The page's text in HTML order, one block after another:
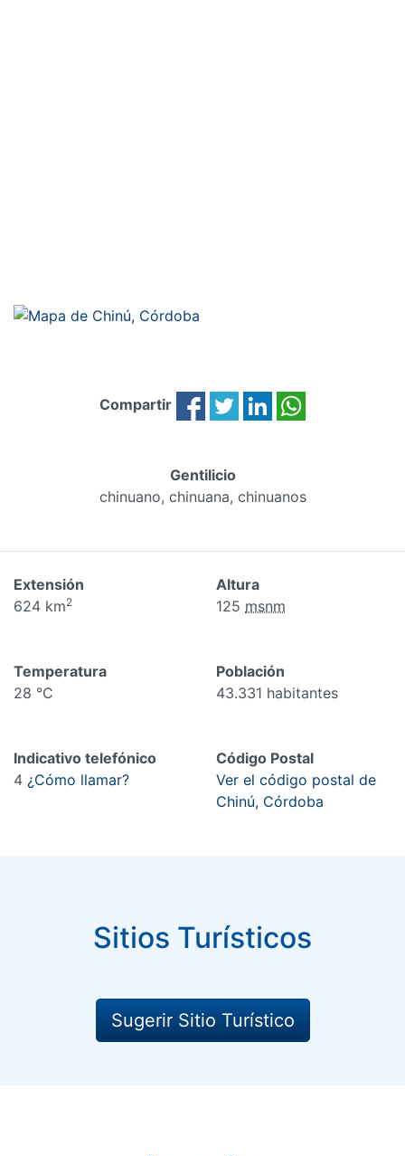
Compartir
Gentilicio
chinuano, chinuana, chinuanos
Extensión
624 km2
Altura
125 msnm
Temperatura
28 °C
Población
43.331 habitantes
Indicativo telefónico
4 ¿Cómo llamar?
Código Postal
Ver el código postal de
Chinú, Córdoba
Sitios Turísticos
Sugerir Sitio Turístico